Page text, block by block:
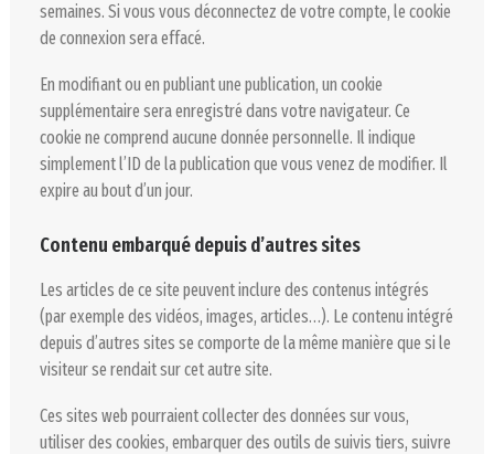
semaines. Si vous vous déconnectez de votre compte, le cookie
de connexion sera effacé.
En modifiant ou en publiant une publication, un cookie
supplémentaire sera enregistré dans votre navigateur. Ce
cookie ne comprend aucune donnée personnelle. Il indique
simplement l’ID de la publication que vous venez de modifier. Il
expire au bout d’un jour.
Contenu embarqué depuis d’autres sites
Les articles de ce site peuvent inclure des contenus intégrés
(par exemple des vidéos, images, articles…). Le contenu intégré
depuis d’autres sites se comporte de la même manière que si le
visiteur se rendait sur cet autre site.
Ces sites web pourraient collecter des données sur vous,
utiliser des cookies, embarquer des outils de suivis tiers, suivre